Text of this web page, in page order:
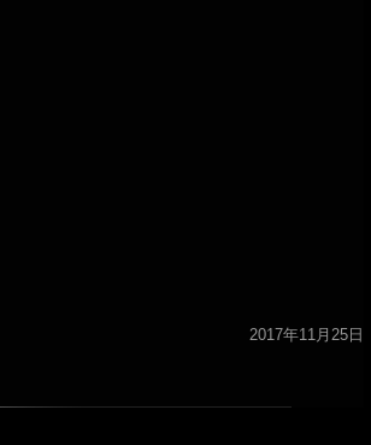
2017年11月25日